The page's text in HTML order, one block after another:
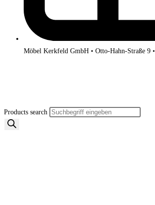
Möbel Kerkfeld GmbH • Otto-Hahn-Straße 9
Products search